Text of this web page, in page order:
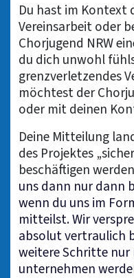
Du hast im Kontext
Vereinsarbeit oder
Chorjugend NRW
du dich unwohl
grenzverletzendes
möchtest der
oder mit deinen
Deine Mitteilung
des Projektes
beschäftigen
uns dann nur dann
wenn du uns im
mitteilst. Wir
absolut vertraulich
weitere Schritte nur
unternehmen